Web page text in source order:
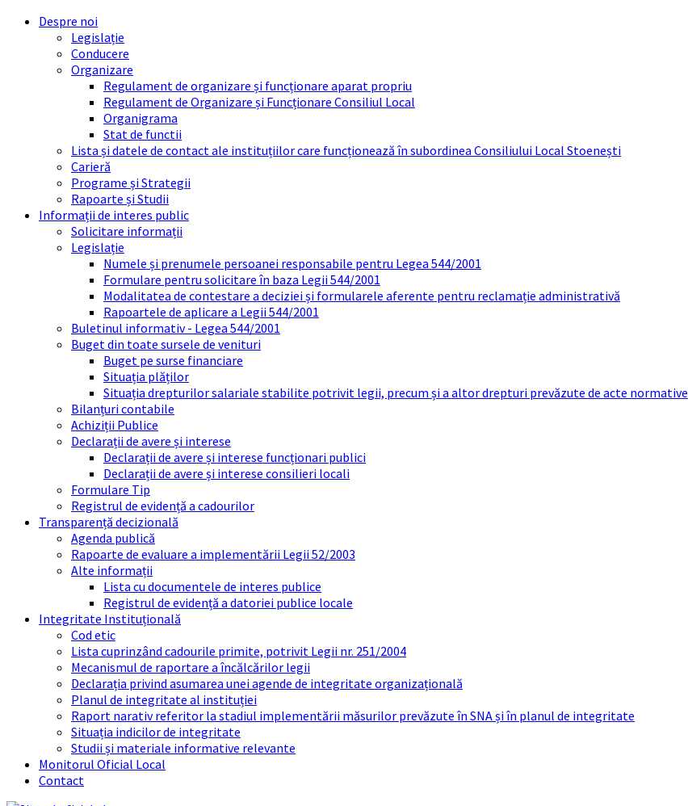
Skip
Skip
Skip
Skip
Despre noi
Legislație
Conducere
Organizare
Regulament de organizare și funcționare aparat propriu
Regulament de Organizare și Funcționare Consiliul Local
Organigrama
Stat de functii
Lista și datele de contact ale instituțiilor care funcționează în subordinea Consiliului Local Stoenești
Carieră
Programe și Strategii
Rapoarte și Studii
Informații de interes public
Solicitare informații
Legislație
Numele și prenumele persoanei responsabile pentru Legea 544/2001
Formulare pentru solicitare în baza Legii 544/2001
Modalitatea de contestare a deciziei și formularele aferente pentru reclamație administrativă
Rapoartele de aplicare a Legii 544/2001
Buletinul informativ - Legea 544/2001
Buget din toate sursele de venituri
Buget pe surse financiare
Situația plăților
Situația drepturilor salariale stabilite potrivit legii, precum și a altor drepturi prevăzute de acte normative
Bilanțuri contabile
Achiziții Publice
Declarații de avere și interese
Declarații de avere și interese funcționari publici
Declarații de avere și interese consilieri locali
Formulare Tip
Registrul de evidență a cadourilor
Transparență decizională
Agenda publică
Rapoarte de evaluare a implementării Legii 52/2003
Alte informații
Lista cu documentele de interes publice
Registrul de evidență a datoriei publice locale
Integritate Instituțională
Cod etic
Lista cuprinzând cadourile primite, potrivit Legii nr. 251/2004
Mecanismul de raportare a încălcărilor legii
Declarația privind asumarea unei agende de integritate organizațională
Planul de integritate al instituției
Raport narativ referitor la stadiul implementării măsurilor prevăzute în SNA și în planul de integritate
Situația indicilor de integritate
Studii și materiale informative relevante
Monitorul Oficial Local
Contact